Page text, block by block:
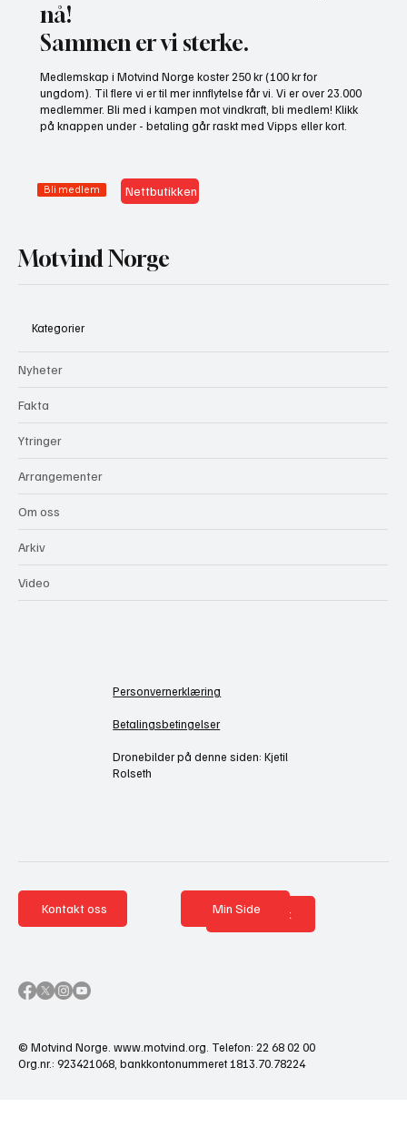
naturhensyn
nå!
Sammen er vi sterke.
Medlemskap i Motvind Norge koster 250 kr (100 kr for
ungdom). Til flere vi er til mer innflytelse får vi. Vi er over 23.000
medlemmer. Bli med i kampen mot vindkraft, bli medlem! Klikk
på knappen under - betaling går raskt med Vipps eller kort.
Bli medlem Nettbutikken
Motvind Norge
Kategorier
Nyheter
Fakta
Ytringer
Arrangementer
Om oss
Arkiv
Video
Personvernerklæring
Betalingsbetingelser
Dronebilder på denne siden: Kjetil
Rolseth
Kontakt oss Nettbutikk
Min Side
© Motvind Norge. www.motvind.org . Telefon: 22 68 02 00
Org.nr.: 923421068, bankkontonummeret 1813.70.78224